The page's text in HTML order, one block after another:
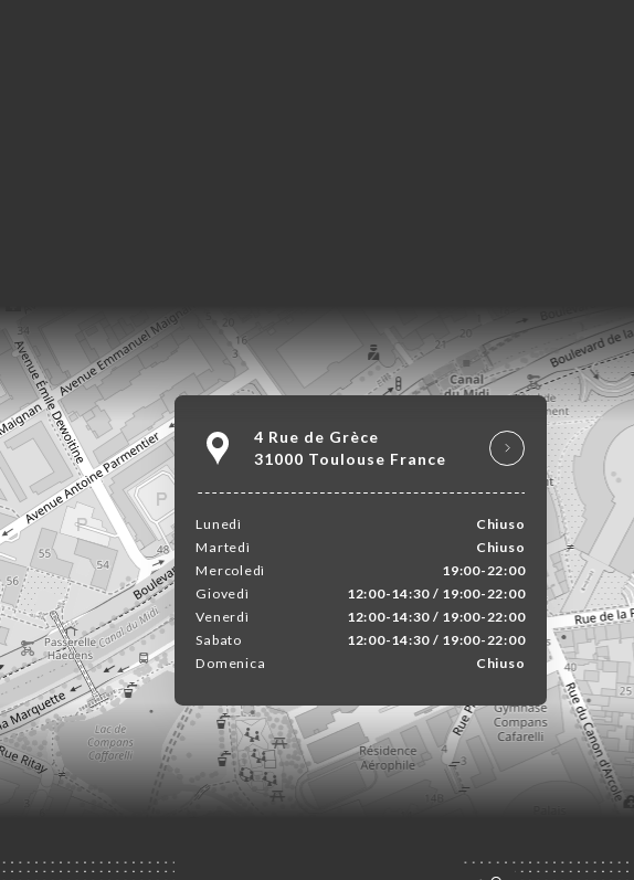
4 Rue de Grèce
31000 Toulouse France
Lunedì
Chiuso
Martedì
Chiuso
Mercoledì
19:00-22:00
Giovedì
12:00-14:30 / 19:00-22:00
Venerdì
12:00-14:30 / 19:00-22:00
Sabato
12:00-14:30 / 19:00-22:00
Domenica
Chiuso